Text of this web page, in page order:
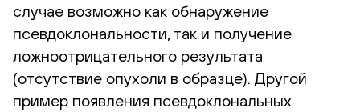
случае возможно как обнаружение
псевдоклональности, так и получение
ложноотрицательного результата
(отсутствие опухоли в образце). Другой
пример появления псевдоклональных